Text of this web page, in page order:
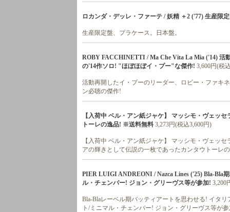
ロカンダ・デッレ・ファーテ / 妖精 ＋2 ('77) 生産限
生産限定盤、プラケース。日本盤。
ROBY FACCHINETTI / Ma Che Vita La Mia ('14) 活
の'14作ソロ! "ほぼほぼイ・プー"な傑作! 3,600円(税
活動再開したイ・プーのリーダー、ロビー・ファキ
ン必聴の傑作!
【入荷中 ベル・アン紙ジャケ】 マッシモ・ヴェッ
トーレの逸品! ※送料無料 3,273円(税込3,600円)
【入荷中 ベル・アン紙ジャケ】 マッシモ・ヴェッ
アの輝きとして伝説の一枚であったカンタウトーレ
PIER LUIGI ANDREONI / Nazca Lines ('25) Bla-Bla
ル・チェンバー! ジョン・グリーヴス等が参加! 3,200
Bla-Blaレーベル期バッティアートを思わせる! イタ
ト/ミニマル・チェンバー! ジョン・グリーヴス等が